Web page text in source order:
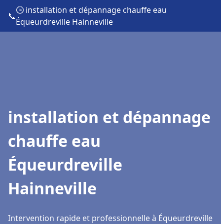
📞
🕒 installation et dépannage chauffe eau
Équeurdreville Hainneville
installation et dépannage
chauffe eau
Équeurdreville
Hainneville
Intervention rapide et professionnelle à Équeurdreville